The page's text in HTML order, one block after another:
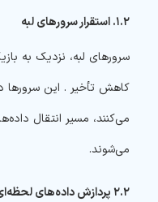
۱.۲. استقرار سرورهای لبه
سرورهای لبه، نزدیک به
کاهش تأخیر . این سرورها
می‌کنند، مسیر انتقال
می‌شوند.
۲.۲ پردازش داده‌های لحظه‌ای